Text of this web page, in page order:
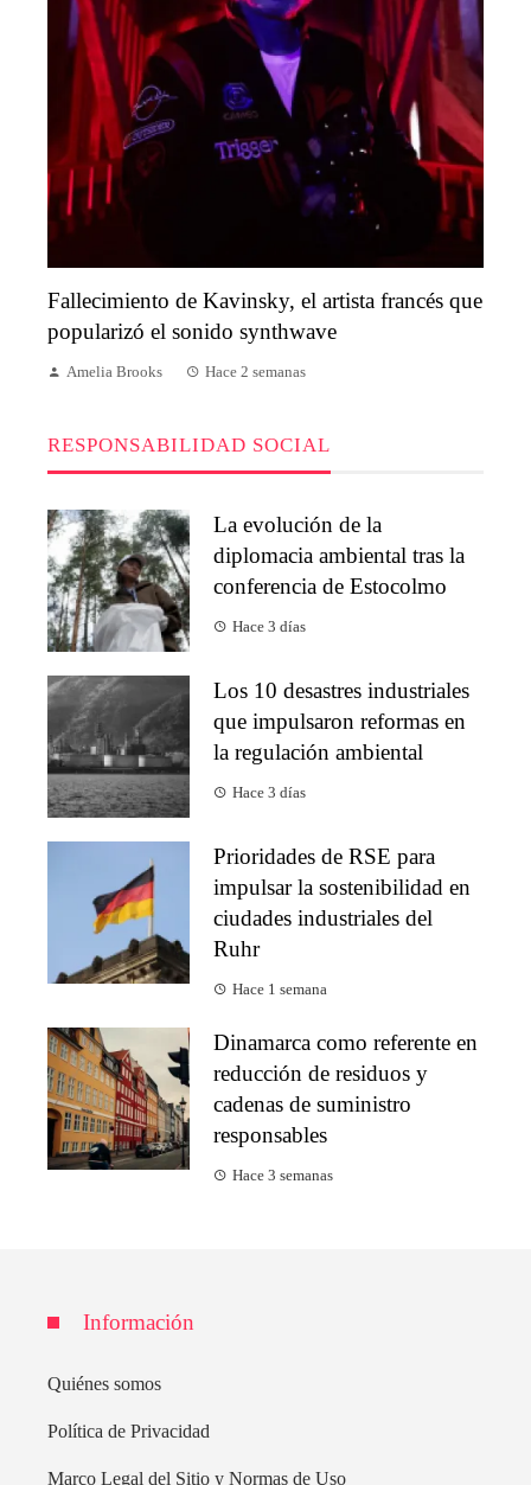
Fallecimiento de Kavinsky, el artista francés que
popularizó el sonido synthwave
Amelia Brooks Hace 2 semanas
RESPONSABILIDAD SOCIAL
La evolución de la
diplomacia ambiental tras la
conferencia de Estocolmo
Hace 3 días
Los 10 desastres industriales
que impulsaron reformas en
la regulación ambiental
Hace 3 días
Prioridades de RSE para
impulsar la sostenibilidad en
ciudades industriales del
Ruhr
Hace 1 semana
Dinamarca como referente en
reducción de residuos y
cadenas de suministro
responsables
Hace 3 semanas
Información
Quiénes somos
Política de Privacidad
Marco Legal del Sitio y Normas de Uso